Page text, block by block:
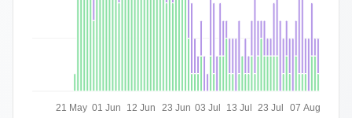
21 May 01 Jun 12 Jun 23 Jun 03 Jul 13 Jul 23 Jul 07 Aug